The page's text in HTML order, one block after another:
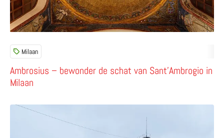
Ambrosius – bewonder de schat van Sant’Ambrogio in
Milaan
Milaan
Lees meer over Highline Milano – bewonder Milaan